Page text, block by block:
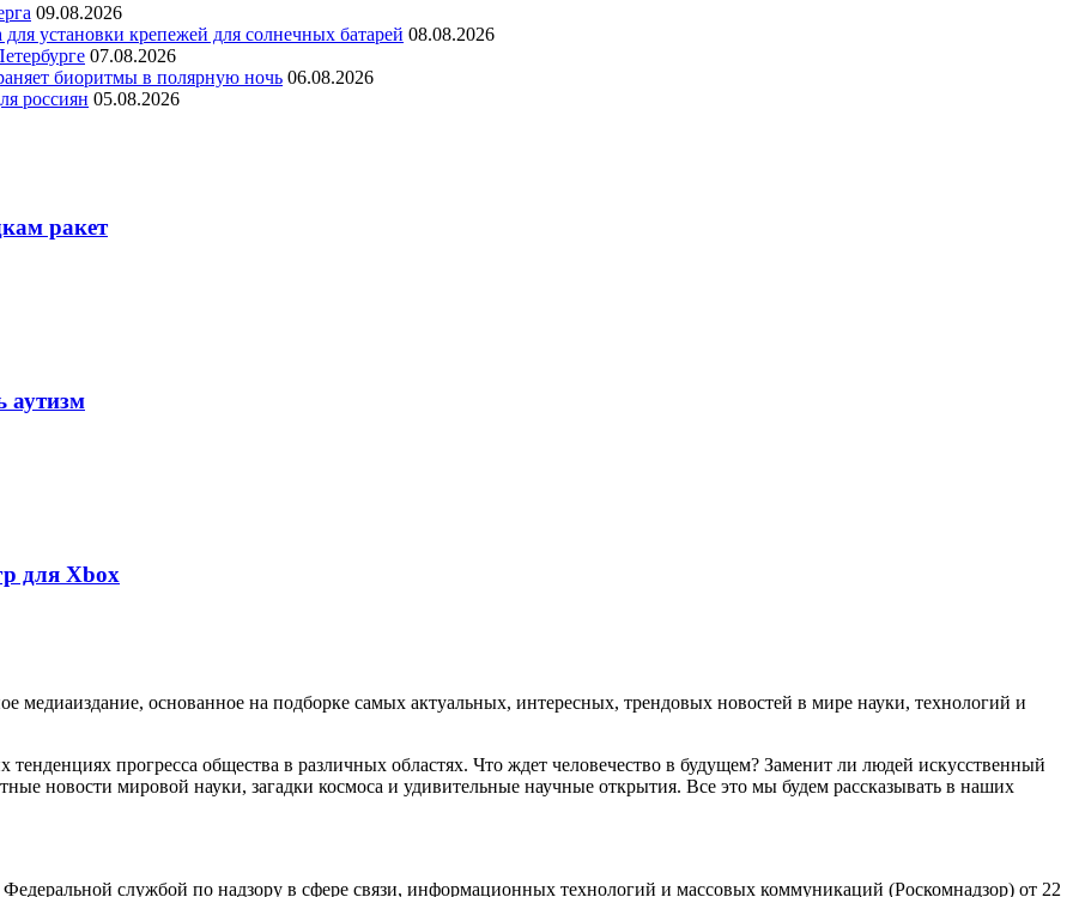
09.08.2026
установки крепежей для солнечных батарей 08.08.2026
07.08.2026
биоритмы в полярную ночь 06.08.2026
россиян 05.08.2026
ракет
аутизм
для Xbox
основанное на подборке самых актуальных, интересных, трендовых новостей в мире науки, технологий и
прогресса общества в различных областях. Что ждет человечество в будущем? Заменит ли людей искусственный
новости мировой науки, загадки космоса и удивительные научные открытия. Все это мы будем рассказывать в наших
службой по надзору в сфере связи, информационных технологий и массовых коммуникаций (Роскомнадзор) от 22